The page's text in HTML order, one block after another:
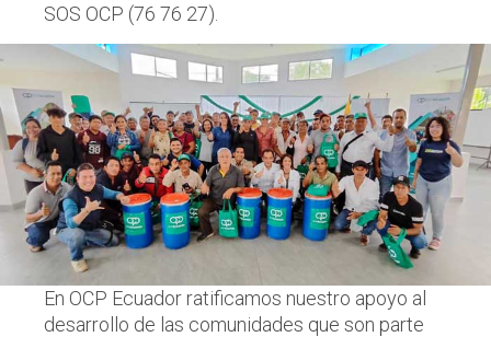
SOS OCP (76 76 27).
En OCP Ecuador ratificamos nuestro apoyo al
desarrollo de las comunidades que son parte